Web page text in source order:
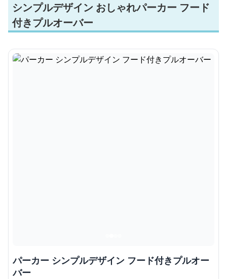
シンプルデザイン おしゃれパーカー フード
付きプルオーバー
パーカー シンプルデザイン フード付きプルオー
バー